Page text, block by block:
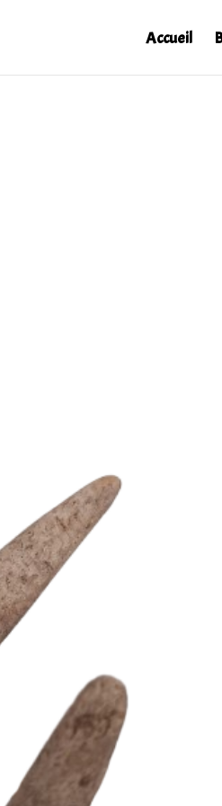
Accueil